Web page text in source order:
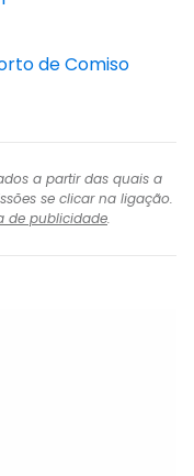
de Comiso
a partir das quais a
se clicar na ligação.
de publicidade.